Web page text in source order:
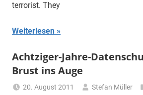
terrorist. They
Weiterlesen
Achtziger-Jahre-
Brust ins Auge
20. August 2011 Stefan Müller